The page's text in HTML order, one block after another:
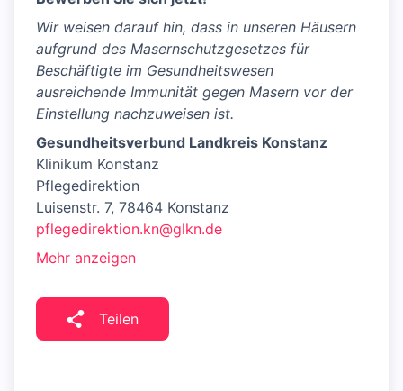
Wir weisen darauf hin, dass in unseren Häusern
aufgrund des Masernschutzgesetzes für
Beschäftigte im Gesundheitswesen
ausreichende Immunität gegen Masern vor der
Einstellung nachzuweisen ist.
Gesundheitsverbund Landkreis Konstanz
Klinikum Konstanz
Pflegedirektion
Luisenstr. 7, 78464 Konstanz
pflegedirektion.kn@glkn.de
Mehr anzeigen
Teilen